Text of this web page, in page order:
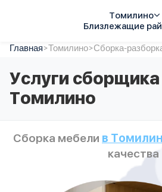
Томилино
Близлежащие
Услуги
Автопарк
Тарифы
Акции
Контакты
Главная>Томилино>Сборка-
Услуги
Томилино
Сборка мебели в
качества